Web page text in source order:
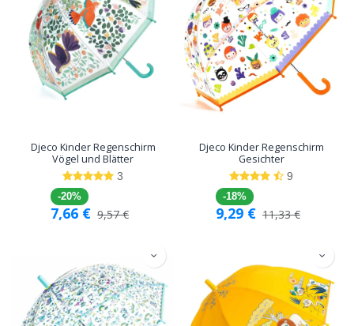
Djeco Kinder Regenschirm
Vögel und Blätter
3
-20%
7,66 € 9,57€
Djeco Kinder Regenschirm
Gesichter
9
-18%
9,29 € 11,33€